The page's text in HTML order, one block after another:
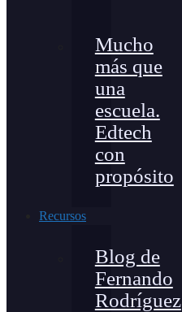
Mucho
más que
una
escuela.
Edtech
con
propósito
Recursos
Blog de
Fernando
Rodríguez